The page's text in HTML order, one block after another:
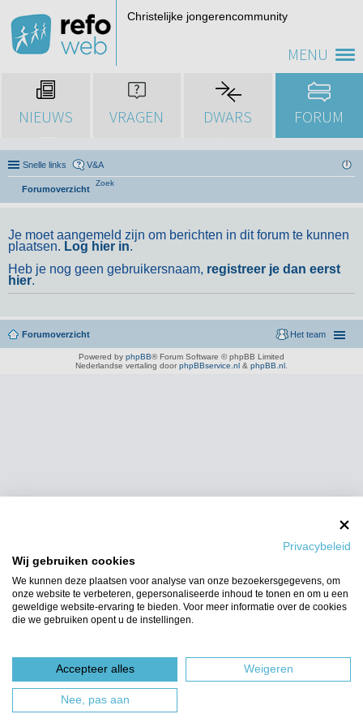
MENU
Christelijke jongerencommunity
NIEUWS VRAGEN DWARS FORUM
Snelle links V&A
Forumoverzicht
Zoek
Je moet aangemeld zijn om berichten in dit forum te kunnen
plaatsen. Log hier in.
Heb je nog geen gebruikersnaam, registreer je dan eerst
hier.
Forumoverzicht Het team
Powered by phpBB® Forum Software © phpBB Limited
Nederlandse vertaling door phpBBservice.nl & phpBB.nl
Privacybeleid
Wij gebruiken cookies
We kunnen deze plaatsen voor analyse van onze bezoekersgegevens, om
onze website te verbeteren, gepersonaliseerde inhoud te tonen en om u een
geweldige website-ervaring te bieden. Voor meer informatie over de cookies
die we gebruiken opent u de instellingen.
Accepteer alles Weigeren
Nee, pas aan